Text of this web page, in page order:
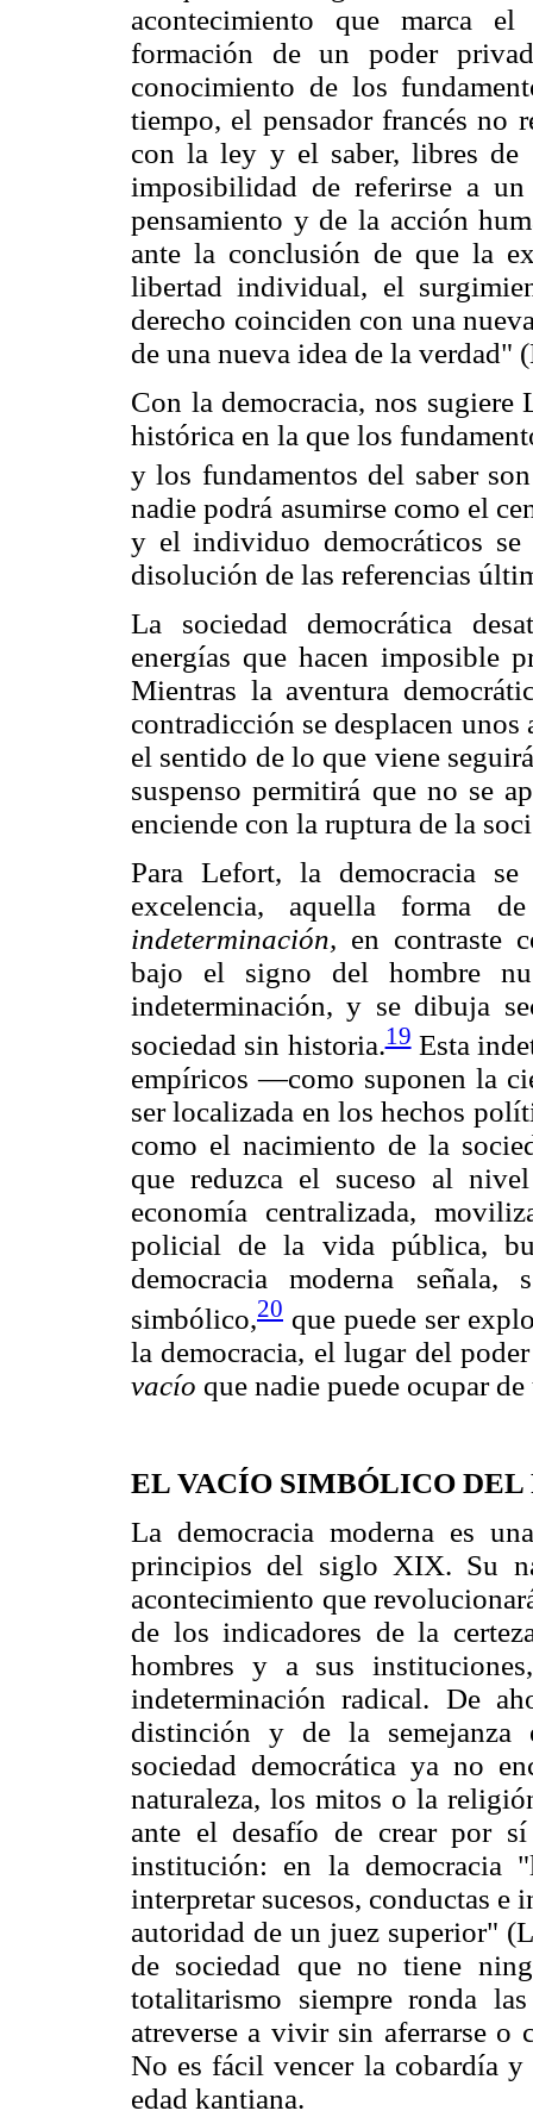
acontecimiento que marca
formación de un poder
conocimiento de los
tiempo, el pensador francés no
con la ley y el saber, libres
imposibilidad de referirse a
pensamiento y de la acción
ante la conclusión de que la
libertad individual, el
derecho coinciden con una
de una nueva idea de la verdad"
Con la democracia, nos sugiere
histórica en la que los
y los fundamentos del saber
nadie podrá asumirse como el
y el individuo democráticos
disolución de las referencias
La sociedad democrática
energías que hacen imposible
Mientras la aventura
contradicción se desplacen
el sentido de lo que viene
suspenso permitirá que no se
enciende con la ruptura de la
Para Lefort, la democracia
excelencia, aquella forma
indeterminación, en contraste
bajo el signo del hombre
indeterminación, y se dibuja
sociedad sin historia.19Esta
empíricos —como suponen la
ser localizada en los hechos
como el nacimiento de la
que reduzca el suceso al
economía centralizada,
policial de la vida pública,
democracia moderna
simbólico,20 que puede ser
la democracia, el lugar del
vacío que nadie puede ocupar
EL VACÍO SIMBÓLICO DEL
La democracia moderna es
principios del siglo XIX. Su
acontecimiento que
de los indicadores de la
hombres y a sus
indeterminación radical. De
distinción y de la semejanza
sociedad democrática ya no
naturaleza, los mitos o la
ante el desafío de crear por
institución: en la democracia
interpretar sucesos, conductas e
autoridad de un juez superior"
de sociedad que no tiene
totalitarismo siempre ronda
atreverse a vivir sin aferrarse o
No es fácil vencer la cobardía y
edad kantiana.